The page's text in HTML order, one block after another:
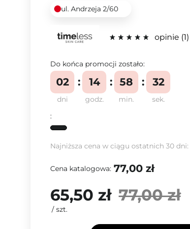
ul. Andrzeja 2/60
opinie 1
Do końca promocji zostało:
dni
02
godz.
14
min.
58
sek.
32
:
Najniższa cena w ciągu ostatnich 30 dni:
Cena katalogowa: 77,00 zł
65,50 zł 77,00 zł
/ szt.